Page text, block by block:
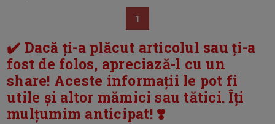
1
✔️ Dacă ți-a plăcut articolul sau ți-a
fost de folos, apreciază-l cu un
share! Aceste informații le pot fi
utile și altor mămici sau tătici. Îți
mulțumim anticipat! ❣️